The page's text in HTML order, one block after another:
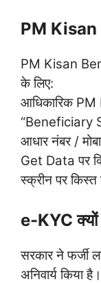
PM
PM Kisan
के लिए:
आधिकारिक
“Beneficiary
आधार नंबर /
Get Data पर
स्क्रीन पर
e-KYC
सरकार ने फर्जी
अनिवार्य किया है।